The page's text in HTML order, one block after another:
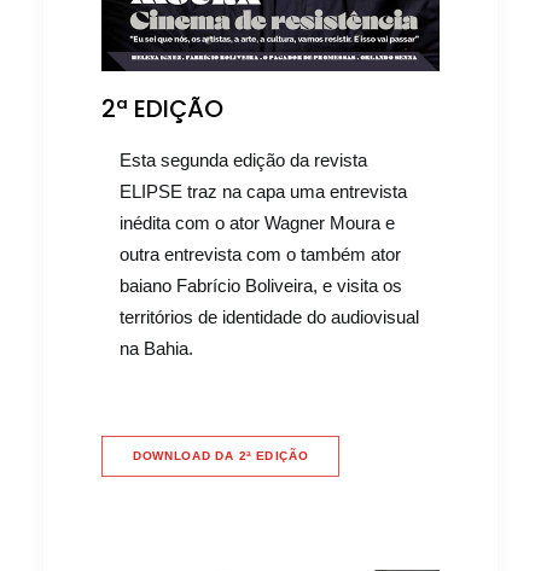
2ª EDIÇÃO
Esta segunda edição da revista
ELIPSE traz na capa uma entrevista
inédita com o ator Wagner Moura e
outra entrevista com o também ator
baiano Fabrício Boliveira, e visita os
territórios de identidade do audiovisual
na Bahia.
DOWNLOAD DA 2ª EDIÇÃO